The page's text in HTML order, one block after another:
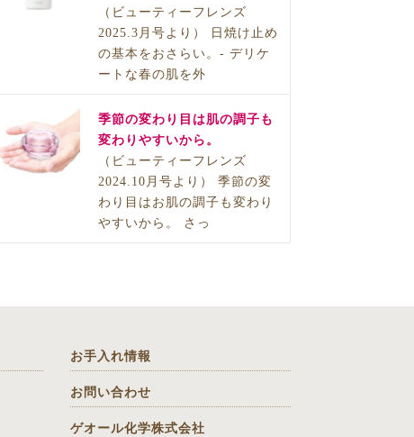
（ビューティーフレンズ
2025.3月号より） 日焼け止め
の基本をおさらい。- デリケ
ートな春の肌を外
季節の変わり目は肌の調子も
変わりやすいから。
（ビューティーフレンズ
2024.10月号より） 季節の変
わり目はお肌の調子も変わり
やすいから。 さっ
お手入れ情報
お問い合わせ
ゲオール化学株式会社